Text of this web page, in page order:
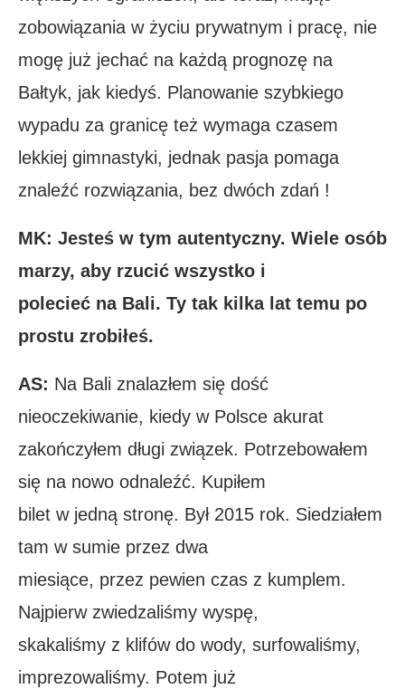
zobowiązania w życiu prywatnym i pracę, nie
mogę już jechać na każdą prognozę na
Bałtyk, jak kiedyś. Planowanie szybkiego
wypadu za granicę też wymaga czasem
lekkiej gimnastyki, jednak pasja pomaga
znaleźć rozwiązania, bez dwóch zdań !
MK: Jesteś w tym autentyczny. Wiele osób
marzy, aby rzucić wszystko i
polecieć na Bali. Ty tak kilka lat temu po
prostu zrobiłeś.
AS: Na Bali znalazłem się dość
nieoczekiwanie, kiedy w Polsce akurat
zakończyłem długi związek. Potrzebowałem
się na nowo odnaleźć. Kupiłem
bilet w jedną stronę. Był 2015 rok. Siedziałem
tam w sumie przez dwa
miesiące, przez pewien czas z kumplem.
Najpierw zwiedzaliśmy wyspę,
skakaliśmy z klifów do wody, surfowaliśmy,
imprezowaliśmy. Potem już